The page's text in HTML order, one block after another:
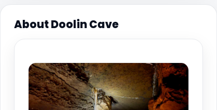
About Doolin Cave